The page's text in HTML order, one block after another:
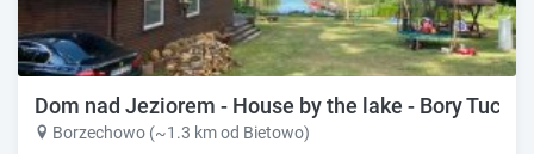
Dom nad Jeziorem - House by the lake - Bory
Borzechowo (~1.3 km od Bietowo)